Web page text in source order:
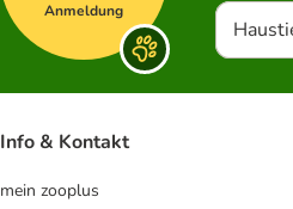
Anmeldung
Info & Kontakt
mein zooplus